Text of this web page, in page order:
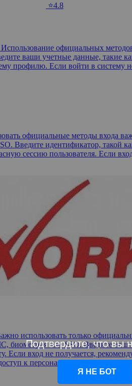
⭐4.8
официальных
ваши учетные данные, такие
профилю. Если войти в систему
официальные методы входа
Введите идентификатор, такой
сессию пользователя. Если
использовать только
или SSO. Введите ваш
вход не получается,
к персонализированным
Подтвердите, что вы
Я НЕ БОТ